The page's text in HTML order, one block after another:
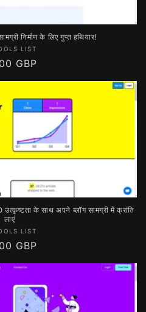
निर्माण के लिए गुप्त हथियार!
विक्रेता:
LIST
GBP
के साथ अपने ब्लॉग सामग्री में क्रांति
लाएं
विक्रेता:
LIST
GBP